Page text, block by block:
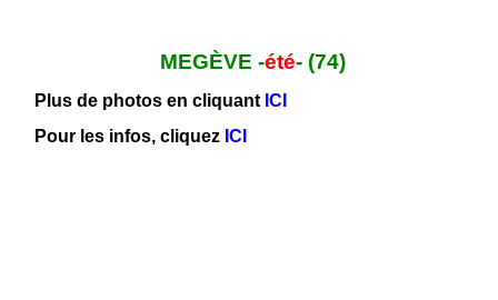
MEGÈVE -été- (74)
Plus de photos en cliquant ICI
Pour les infos, cliquez ICI